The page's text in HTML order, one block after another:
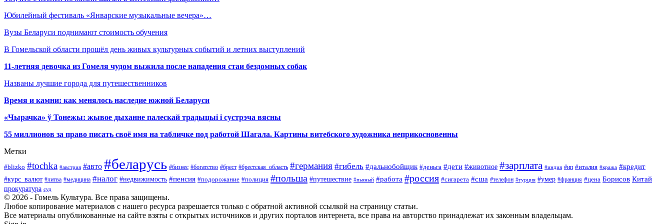
Юбилейный фестиваль «Январские музыкальные вечера»…
Вузы Беларуси поднимают стоимость обучения
В Гомельской области прошёл день живых культурных событий и летних выступлений
11-летняя девочка из Гомеля чудом выжила после нападения стаи бездомных собак
Названы лучшие города для путешественников
Время и камни: как менялось наследие южной Беларуси
«Чырачка» ў Тонежы: жывое дыханне палескай традыцыі і сустрэча вясны
55 миллионов за право писать своё имя на табличке под работой Шагала. Картины витебского художника неприкосновенны
Метки
#blizko #tochka #австрия #авто #беларусь #бизнес #богатство #брест #брестская_область #германия #гибель #дальнобойщик #деньга #дети #животное #зарплата #индия #ип #италия #кража #кредит
#курс_валют #литва #медицина #налог #недвижимость #пенсия #подорожание #полиция #польша #путешествие #пьяный #работа #россия #сигарета #сша #телефон #турция #умер #франция #цена Борисов Китай
прокуратура суд
© 2026 - Гомель Культура. Все права защищены.
Любое копирование материалов с нашего ресурса разрешается только с обратной активной ссылкой на страницу статьи.
Все материалы опубликованные на сайте взяты с открытых источников и других порталов интернета, все права на авторство принадлежат их законным владельцам.